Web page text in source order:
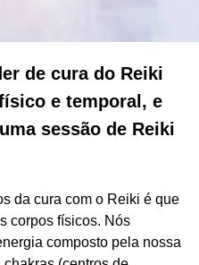
de cura do Reiki
e temporal, e
sessão de Reiki
da cura com o Reiki é que
corpos físicos. Nós
composto pela nossa